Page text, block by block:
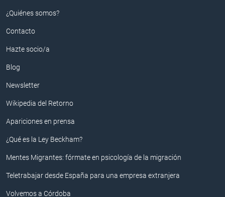
¿Quiénes somos?
Contacto
Hazte socio/a
Blog
Newsletter
Wikipedia del Retorno
Apariciones en prensa
¿Qué es la Ley Beckham?
Mentes Migrantes: fórmate en psicología de la migración
Teletrabajar desde España para una empresa extranjera
Volvemos a Córdoba